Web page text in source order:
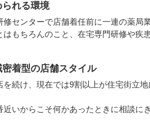
れる環境
センターで店舗着任前に一連の薬局
もちろんのこと、在宅専門研修や疾
着型の店舗スタイル
続け、現在では9割以上が住宅街立地
いからこそ何かあったときに相談に